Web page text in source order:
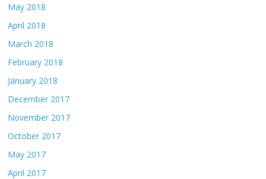
May 2018
April 2018
March 2018
February 2018
January 2018
December 2017
November 2017
October 2017
May 2017
April 2017